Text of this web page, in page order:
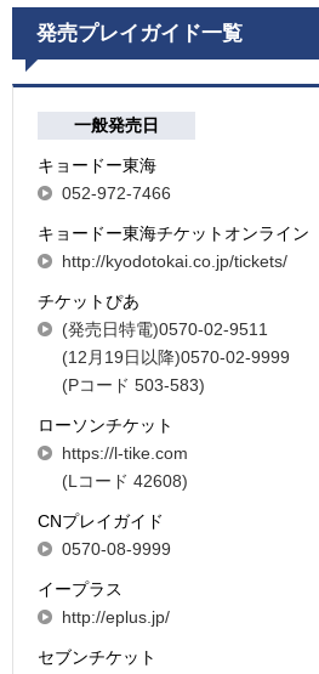
発売プレイガイド一覧
一般発売日
キョードー東海
052-972-7466
キョードー東海チケットオンライン
http://kyodotokai.co.jp/tickets/
チケットぴあ
(発売日特電)0570-02-9511
(12月19日以降)0570-02-9999
(Pコード 503-583)
ローソンチケット
https://l-tike.com
(Lコード 42608)
CNプレイガイド
0570-08-9999
イープラス
http://eplus.jp/
セブンチケット